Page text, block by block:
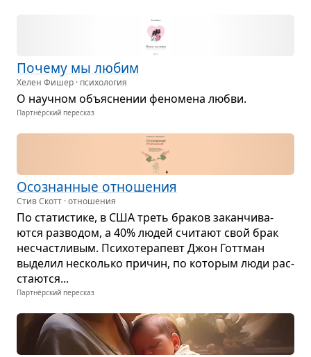
Почему мы любим
Хелен Фишер · психология
О науч­ном объ­яс­не­нии фено­мена любви.
Партнёрский пересказ
Осо­знан­ные отно­ше­ния
Стив Скотт · отношения
По ста­ти­стике, в США треть бра­ков закан­чи­ва­
ются раз­во­дом, а 40% людей счи­тают свой брак
несчаст­ли­вым. Пси­хо­те­ра­певт Джон Готт­ман
выде­лил несколько при­чин, по кото­рым люди рас­
ста­ются...
Партнёрский пересказ